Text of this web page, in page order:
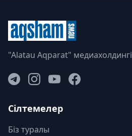
"Alatau Aqparat" медиахолдингі
Сілтемелер
Біз туралы